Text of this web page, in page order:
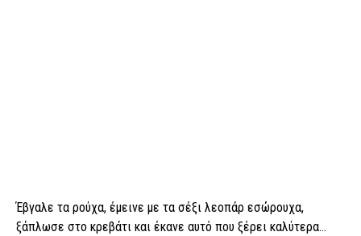
Έβγαλε τα ρούχα, έμεινε με τα σέξι λεοπάρ εσώρουχα,
ξάπλωσε στο κρεβάτι και έκανε αυτό που ξέρει καλύτερα…